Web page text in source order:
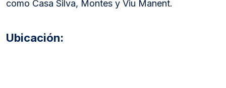
como Casa Silva, Montes y Viu Manent.
Ubicación: